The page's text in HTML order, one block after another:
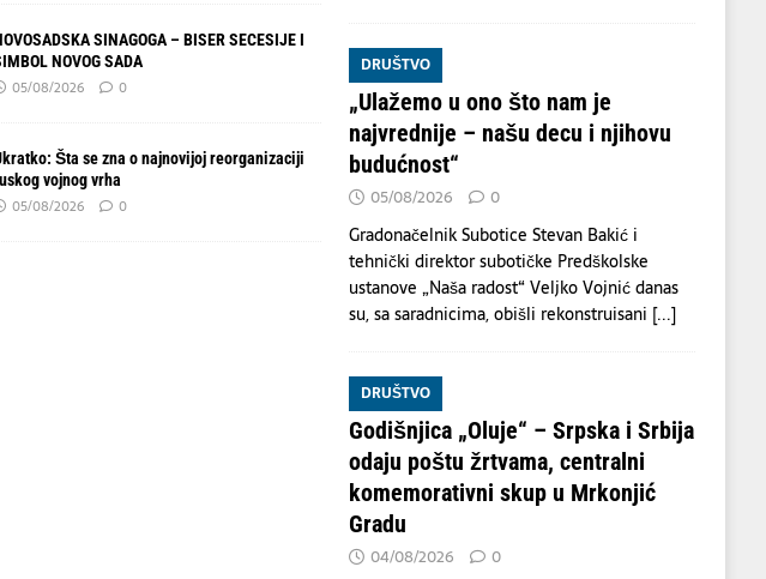
SINAGOGA – BISER SECESIJE I
NOVOG SADA
05/08/2026 0
Šta se zna o najnovijoj reorganizaciji
vojnog vrha
05/08/2026 0
DRUŠTVO
„Ulažemo u ono što nam je
najvrednije – našu decu i njihovu
budućnost“
05/08/2026 0
Gradonačelnik Subotice Stevan Bakić i
tehnički direktor subotičke Predškolske
ustanove „Naša radost“ Veljko Vojnić danas
su, sa saradnicima, obišli rekonstruisani [...]
DRUŠTVO
Godišnjica „Oluje“ – Srpska i Srbija
odaju poštu žrtvama, centralni
komemorativni skup u Mrkonjić
Gradu
04/08/2026 0